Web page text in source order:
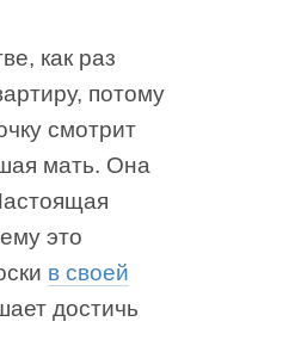
как раз
потому
смотрит
мать. Она
это
в своей
достичь